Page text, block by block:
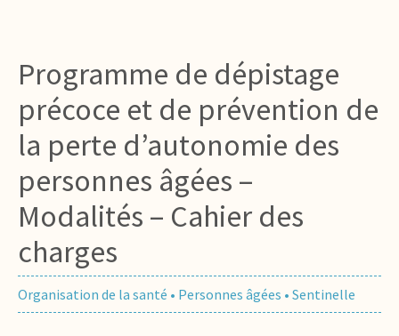
Programme de dépistage
précoce et de prévention de
la perte d’autonomie des
personnes âgées –
Modalités – Cahier des
charges
Organisation de la santé • Personnes âgées • Sentinelle